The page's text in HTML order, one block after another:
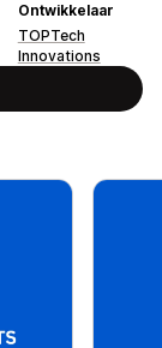
Ontwikkelaar
TOPTech
Innovations